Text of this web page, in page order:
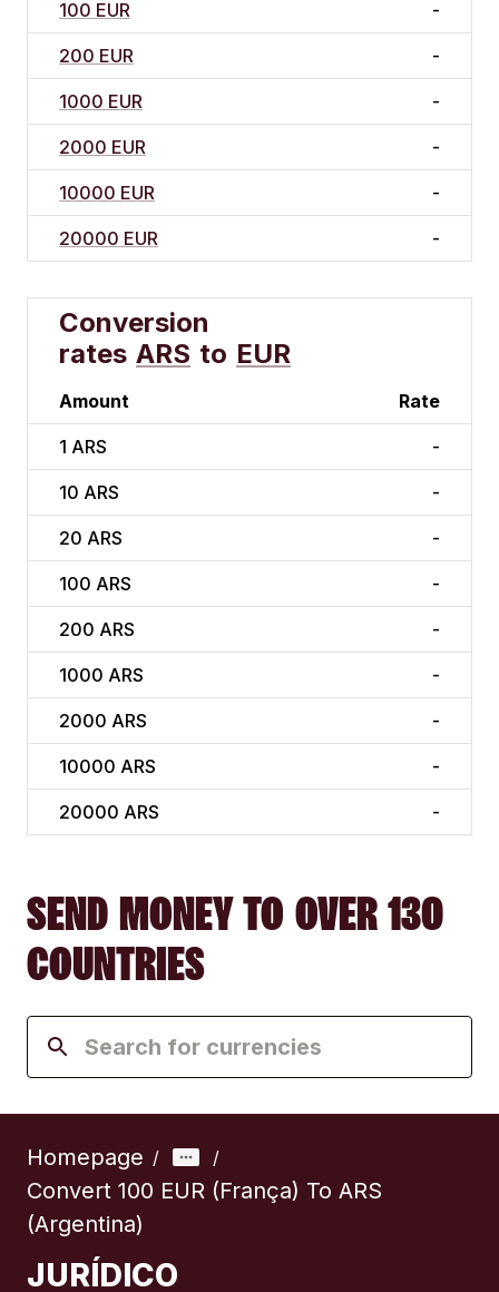
100 EUR -
200 EUR -
1000 EUR -
2000 EUR -
10000 EUR -
20000 EUR -
Conversion
rates ARS to EUR
Amount Rate
1 ARS -
10 ARS -
20 ARS -
100 ARS -
200 ARS -
1000 ARS -
2000 ARS -
10000 ARS -
20000 ARS -
SEND MONEY TO OVER 130
COUNTRIES
Homepage / /
Convert 100 EUR (França) To ARS
(Argentina)
JURÍDICO